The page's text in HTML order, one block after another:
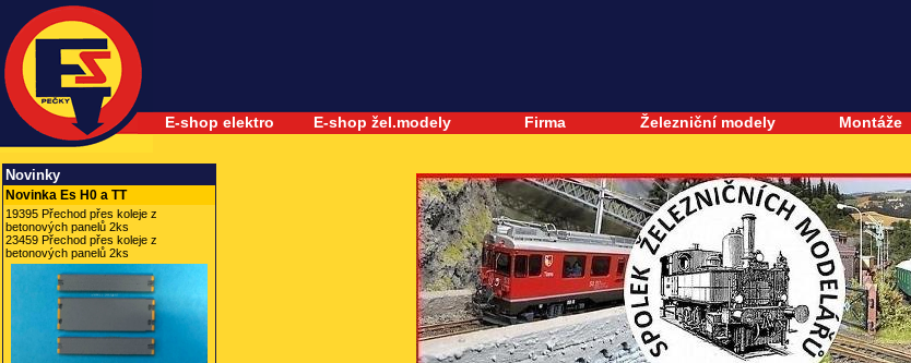
Novinky
Novinka Es H0 a TT
19395 Přechod přes koleje z
betonových panelů 2ks
23459 Přechod přes koleje z
betonových panelů 2ks
E-shop elektro E-shop žel.modely Firma Železniční modely Montáže